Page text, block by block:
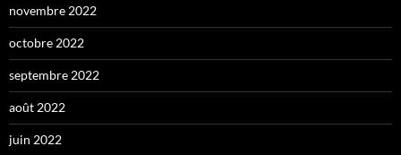
novembre 2022
octobre 2022
septembre 2022
août 2022
juin 2022